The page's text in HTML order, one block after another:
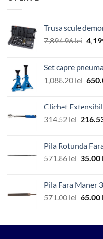
Trusa scule
7,894.96lei
fost:
Set capre
1,088.20lei
fost:
Clichet
314.52lei Prețul
fost:
314.52
Pila Rotunda
571.86lei Prețul
fost:
571.86
35.00
Pila Fara Maner
571.00lei Prețul
fost:
65.00